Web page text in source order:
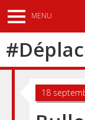
au
contenu
principal
MENU
#
18